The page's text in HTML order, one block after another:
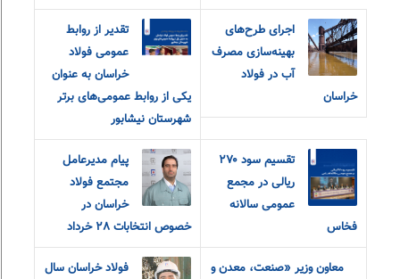
اجرای طرح‌های
بهینه‌سازی مصرف
آب در فولاد
خراسان
تقدیر از روابط‌
عمومی فولاد
خراسان به عنوان
یکی از روابط‌ عمومی‌های برتر
شهرستان نیشابور
تقسیم سود ۲۷۰
ریالی در مجمع
عمومی سالانه
فخاس
پیام مدیرعامل
مجتمع فولاد
خراسان در
خصوص انتخابات ٢٨ خرداد
معاون وزیر «صنعت، معدن و
فولاد خراسان سال